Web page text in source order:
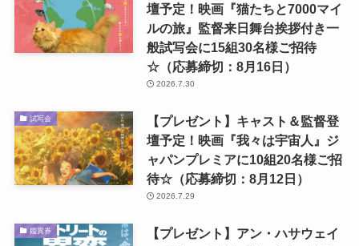
壇予定！映画『猫たちと7000マイ
ルの旅』監督来日舞台挨拶付き一
般試写会に15組30名様ご招待
☆（応募締切：8月16日）
2026.7.30
試写会
【プレゼント】キャスト＆監督登
壇予定！映画『我々は宇宙人』ジ
ャパンプレミアに10組20名様ご招
待☆（応募締切：8月12日）
2026.7.29
鑑賞券
【プレゼント】アン・ハサウェイ